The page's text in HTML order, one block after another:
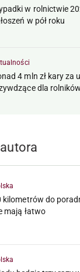
w rolnictwie
w pół roku
4 mln zł kary za
dla rolników
kilometrów do
mają łatwo